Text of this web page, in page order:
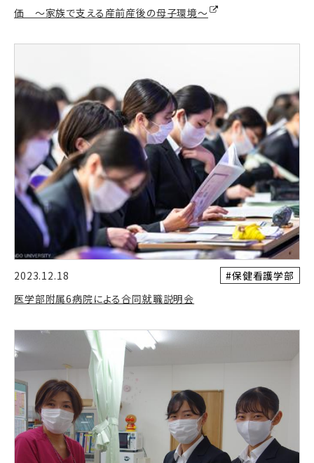
価 ～家族で支える産前産後の母子環境～
2023.12.18
#保健看護学部
医学部附属6病院による合同就職説明会